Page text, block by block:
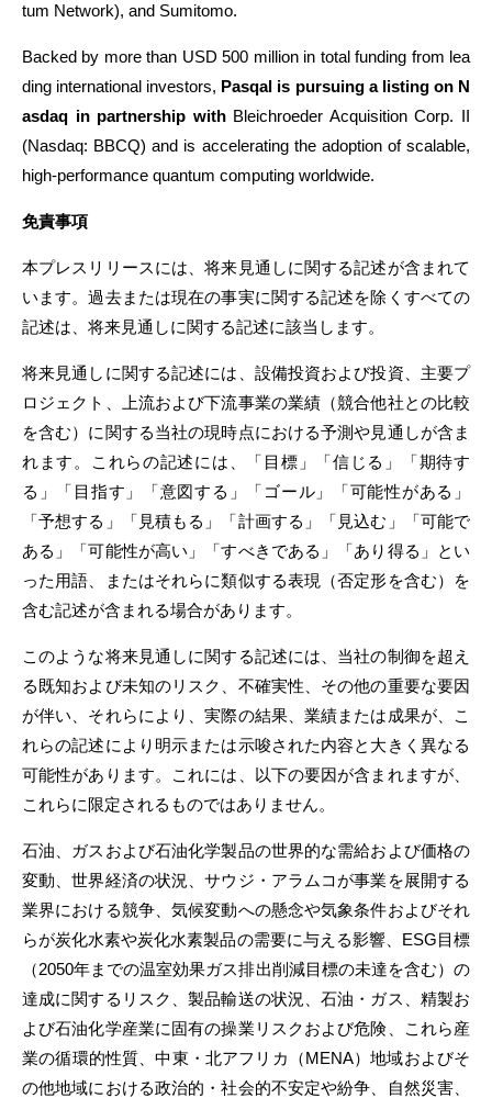
tum Network), and Sumitomo.
Backed by more than USD 500 million in total funding from lea
ding international investors, Pasqal is pursuing a listing on N
asdaq in partnership with Bleichroeder Acquisition Corp. II
(Nasdaq: BBCQ) and is accelerating the adoption of scalable,
high-performance quantum computing worldwide.
免責事項
本プレスリリースには、将来見通しに関する記述が含まれて
います。過去または現在の事実に関する記述を除くすべての
記述は、将来見通しに関する記述に該当します。
将来見通しに関する記述には、設備投資および投資、主要プ
ロジェクト、上流および下流事業の業績（競合他社との比較
を含む）に関する当社の現時点における予測や見通しが含ま
れます。これらの記述には、「目標」「信じる」「期待す
る」「目指す」「意図する」「ゴール」「可能性がある」
「予想する」「見積もる」「計画する」「見込む」「可能で
ある」「可能性が高い」「すべきである」「あり得る」とい
った用語、またはそれらに類似する表現（否定形を含む）を
含む記述が含まれる場合があります。
このような将来見通しに関する記述には、当社の制御を超え
る既知および未知のリスク、不確実性、その他の重要な要因
が伴い、それらにより、実際の結果、業績または成果が、こ
れらの記述により明示または示唆された内容と大きく異なる
可能性があります。これには、以下の要因が含まれますが、
これらに限定されるものではありません。
石油、ガスおよび石油化学製品の世界的な需給および価格の
変動、世界経済の状況、サウジ・アラムコが事業を展開する
業界における競争、気候変動への懸念や気象条件およびそれ
らが炭化水素や炭化水素製品の需要に与える影響、ESG目標
（2050年までの温室効果ガス排出削減目標の未達を含む）の
達成に関するリスク、製品輸送の状況、石油・ガス、精製お
よび石油化学産業に固有の操業リスクおよび危険、これら産
業の循環的性質、中東・北アフリカ（MENA）地域およびそ
の他地域における政治的・社会的不安定や紛争、自然災害、